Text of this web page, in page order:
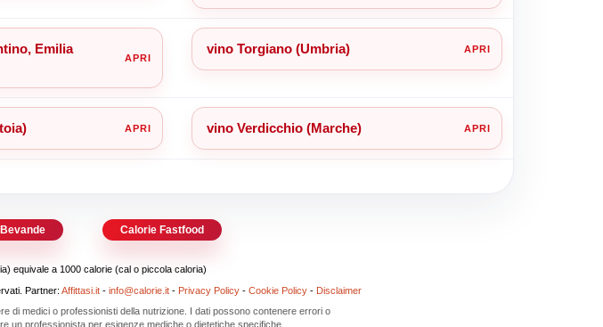
Emilia
vino Torgiano (Umbria)
vino Verdicchio (Marche)
Calorie Fastfood
equivale a 1000 calorie (cal o piccola caloria)
Partner: Affittasi.it- info@calorie.it- Privacy Policy- Cookie Policy- Disclaimer
di medici o professionisti della nutrizione. I dati possono contenere errori o
un professionista per esigenze mediche o dietetiche specifiche.